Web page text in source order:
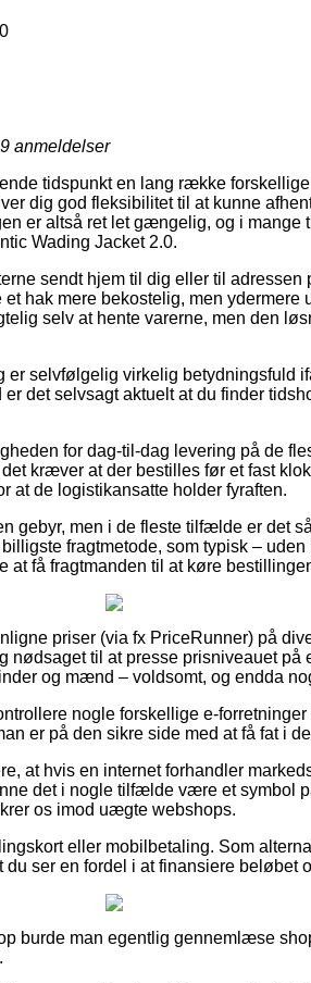
9 anmeldelser
tidspunkt en lang række
dig god fleksibilitet til at kunne
er altså ret let gængelig, og i
Wading Jacket 2.0.
sendt hjem til dig eller til adressen
hak mere bekostelig, men
selv at hente varerne, men den
selvfølgelig virkelig betydningsfuld
det selvsagt aktuelt at du finder
for dag-til-dag levering på de
kræver at der bestilles før et fast
at de logistikansatte holder fyraften.
gebyr, men i de fleste tilfælde er det
fragtmetode, som typisk –
få fragtmanden til at køre
priser (via fx PriceRunner) på
nødsaget til at presse prisniveauet på
og mænd – voldsomt, og endda
nogle forskellige e-
er på den sikre side med at få fat i
at hvis en internet forhandler
det i nogle tilfælde være et symbol
os imod uægte webshops.
eller mobilbetaling. Som
ser en fordel i at finansiere beløbet
burde man egentlig gennemlæse